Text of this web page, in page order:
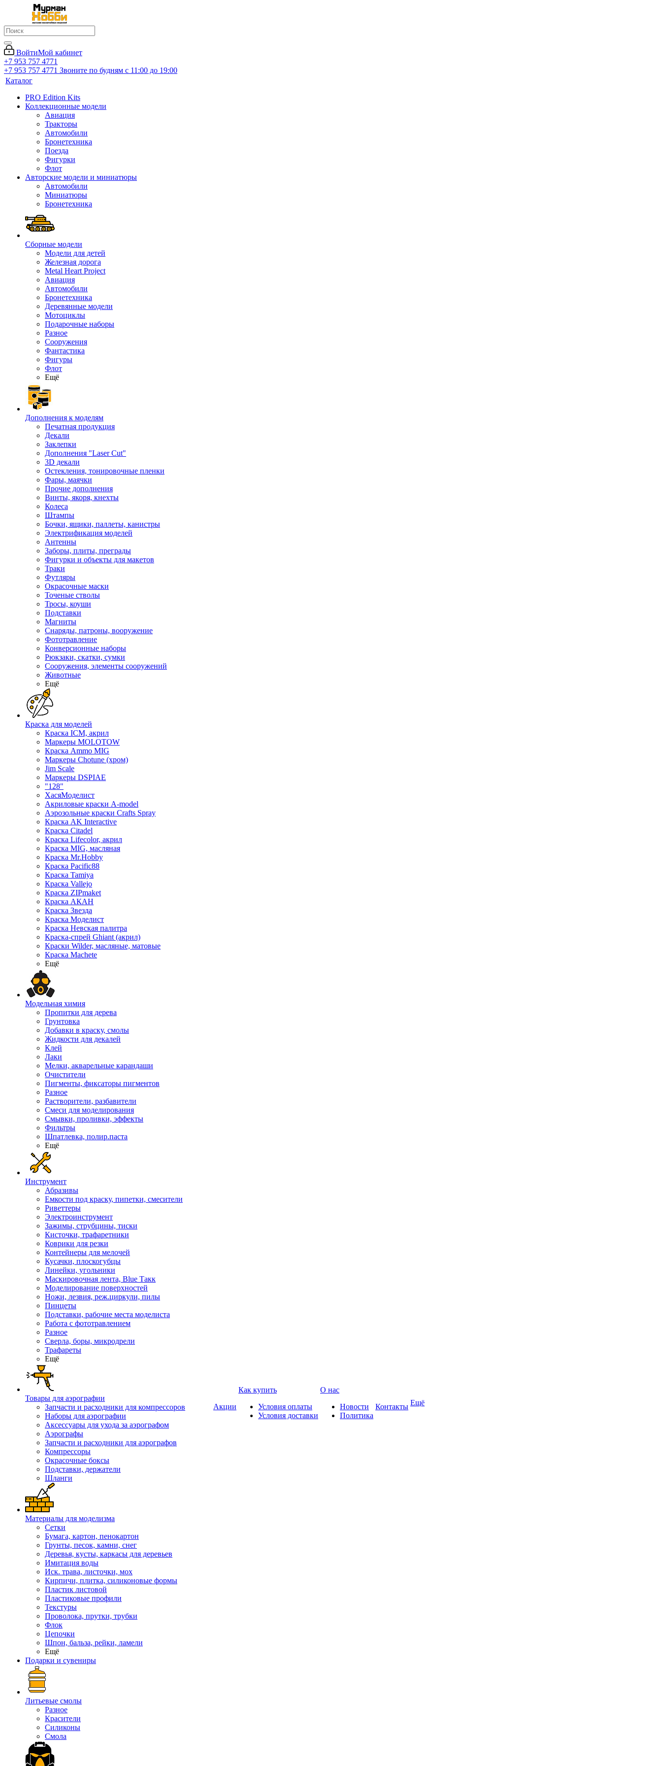
ВойтиМой кабинет
+7 953 757 4771
+7 953 757 4771 Звоните по будням с 11:00 до 19:00
Каталог
PRO Edition Kits
Коллекционные модели
Авиация
Тракторы
Автомобили
Бронетехника
Поезда
Фигурки
Флот
Авторские модели и миниатюры
Автомобили
Миниатюры
Бронетехника
Сборные модели
Модели для детей
Железная дорога
Metal Heart Project
Авиация
Автомобили
Бронетехника
Деревянные модели
Мотоциклы
Подарочные наборы
Разное
Сооружения
Фантастика
Фигуры
Флот
Ещё
Дополнения к моделям
Печатная продукция
Декали
Заклепки
Дополнения "Laser Cut"
3D декали
Остекления, тонировочные пленки
Фары, маячки
Прочие дополнения
Винты, якоря, кнехты
Колеса
Штампы
Бочки, ящики, паллеты, канистры
Электрификация моделей
Антенны
Заборы, плиты, преграды
Фигурки и объекты для макетов
Траки
Футляры
Окрасочные маски
Точеные стволы
Тросы, коуши
Подставки
Магниты
Снаряды, патроны, вооружение
Фототравление
Конверсионные наборы
Рюкзаки, скатки, сумки
Сооружения, элементы сооружений
Животные
Ещё
Краска для моделей
Краска ICM, акрил
Маркеры MOLOTOW
Краска Ammo MIG
Маркеры Chotune (хром)
Jim Scale
Маркеры DSPIAE
"128"
ХасяМоделист
Акриловые краски A-model
Аэрозольные краски Crafts Spray
Краска AK Interactive
Краска Citadel
Краска Lifecolor, акрил
Краска MIG, масляная
Краска Mr.Hobby
Краска Pacific88
Краска Tamiya
Краска Vallejo
Краска ZIPmaket
Краска АКАН
Краска Звезда
Краска Моделист
Краска Невская палитра
Краска-спрей Ghiant (акрил)
Краски Wilder, масляные, матовые
Краска Machete
Ещё
Модельная химия
Пропитки для дерева
Грунтовка
Добавки в краску, смолы
Жидкости для декалей
Клей
Лаки
Мелки, акварельные карандаши
Очистители
Пигменты, фиксаторы пигментов
Разное
Растворители, разбавители
Смеси для моделирования
Смывки, проливки, эффекты
Фильтры
Шпатлевка, полир.паста
Ещё
Инструмент
Абразивы
Емкости под краску, пипетки, смесители
Риветтеры
Электроинструмент
Зажимы, струбцины, тиски
Кисточки, трафаретники
Коврики для резки
Контейнеры для мелочей
Кусачки, плоскогубцы
Линейки, угольники
Маскировочная лента, Blue Такк
Моделирование поверхностей
Ножи, лезвия, реж.циркули, пилы
Пинцеты
Подставки, рабочие места моделиста
Работа с фототравлением
Разное
Сверла, боры, микродрели
Трафареты
Ещё
Товары для аэрографии
Запчасти и расходники для компрессоров
Наборы для аэрографии
Аксессуары для ухода за аэрографом
Аэрографы
Запчасти и расходники для аэрографов
Компрессоры
Окрасочные боксы
Подставки, держатели
Шланги
Материалы для моделизма
Сетки
Бумага, картон, пенокартон
Грунты, песок, камни, снег
Деревья, кусты, каркасы для деревьев
Имитация воды
Иск. трава, листочки, мох
Кирпичи, плитка, силиконовые формы
Пластик листовой
Пластиковые профили
Текстуры
Проволока, прутки, трубки
Флок
Цепочки
Шпон, бальза, рейки, ламели
Ещё
Подарки и сувениры
Литьевые смолы
Разное
Красители
Силиконы
Смола
Акции
Как купить
Условия оплаты
Условия доставки
О нас
Новости
Политика
Контакты Ещё